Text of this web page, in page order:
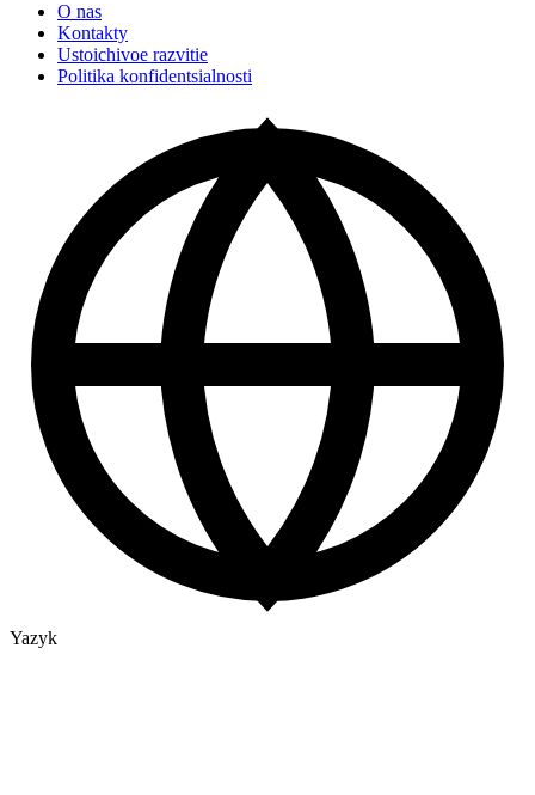
O nas
Kontakty
Ustoichivoe razvitie
Politika konfidentsialnosti
Yazyk